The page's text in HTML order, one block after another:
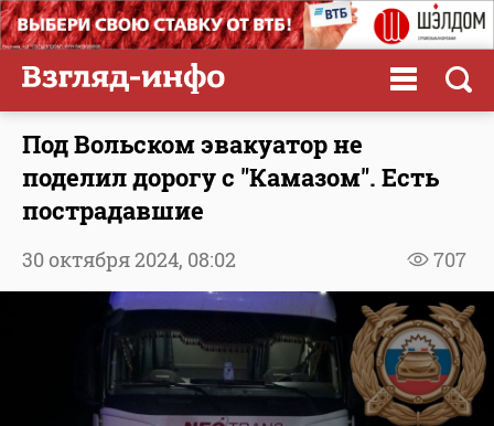
Под Вольском эвакуатор не
поделил дорогу с "Камазом". Есть
пострадавшие
707
30 октября 2024, 08:02